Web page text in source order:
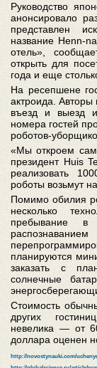
Руководство
анонсировало
представлен
название Henn-
отель»,
открыть для
года и еще
На ресепшене
актроида.
въезд и выезд
номера гостей
роботов-
«Мы откроем
президент Huis
реализовать
роботы возьмут
Помимо обилия
несколько
пребывание
планируются
заказать с
солнечные
Стоимость
других
невелика — от
доллара оценен
http://novostynauki.com/